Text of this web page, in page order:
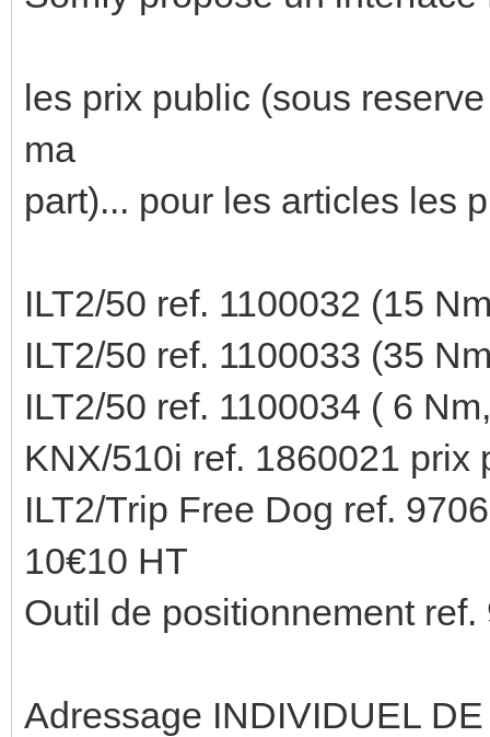
les prix public (sous
ma
part)... pour les articles les
ILT2/50 ref. 1100032 (15
ILT2/50 ref. 1100033 (35
ILT2/50 ref. 1100034 ( 6
KNX/510i ref. 1860021 prix
ILT2/Trip Free Dog ref.
10€10 HT
Outil de positionnement
Adressage INDIVIDUEL